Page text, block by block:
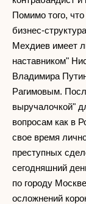
Помимо того,
бизнес-
Мехдиев имеет
наставником"
Владимира
Рагимовым.
выручалочкой"
вопросам как в
свое время
преступных
сегодняшний
по городу
осложнений